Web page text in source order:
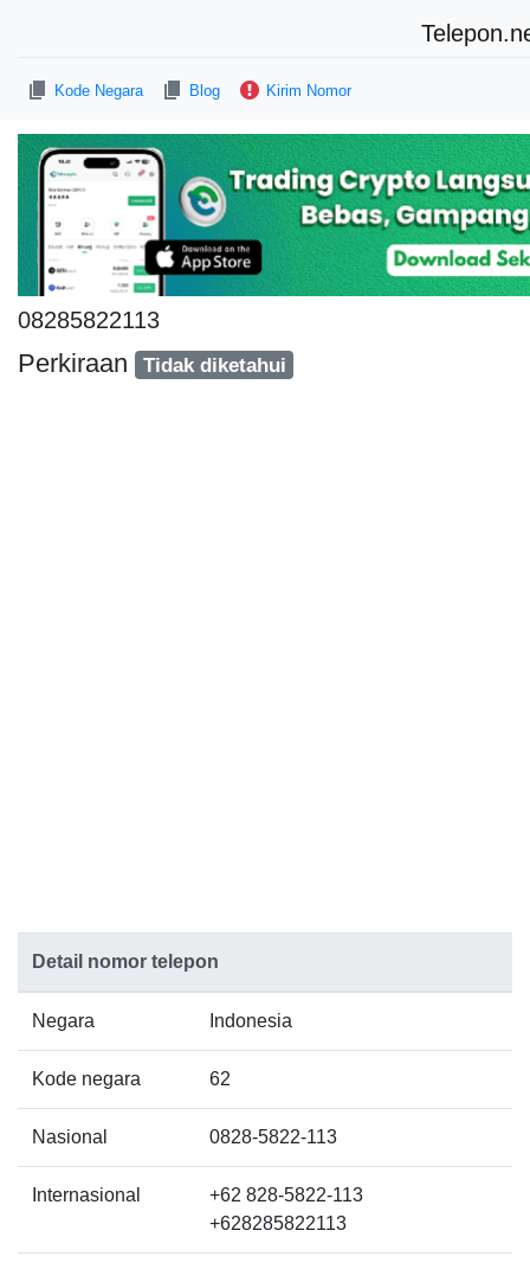
Kode Negara Blog Kirim Nomor
08285822113
Perkiraan Tidak diketahui
Detail nomor telepon
Negara Indonesia
Kode negara 62
Nasional 0828-5822-113
Internasional
+62 828-5822-113
+628285822113